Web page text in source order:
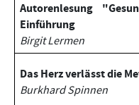
Autorenlesung
Einführung
Birgit Lermen
Das Herz verlässt die
Burkhard Spinnen